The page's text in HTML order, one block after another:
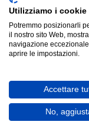
© Copyright 2019
Corso San Martino,
Utilizziamo i cookie
Potremmo posizionarli
il nostro sito Web,
navigazione
aprire le impostazioni.
Accettare
No,